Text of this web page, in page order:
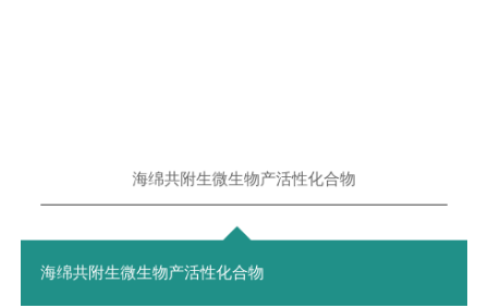
海绵共附生微生物产活性化合物
海绵共附生微生物产活性化合物